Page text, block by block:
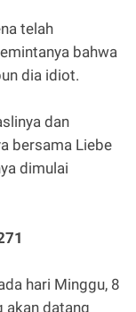
telah
bahwa
dia idiot.
dan
bersama Liebe
dimulai
hari Minggu, 8
akan datang